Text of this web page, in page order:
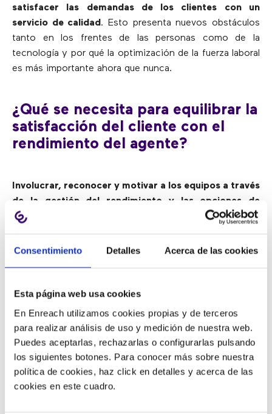
Consentimiento Detalles Acerca de las cookies
Esta página web usa cookies
En Enreach utilizamos cookies propias y de terceros
para realizar análisis de uso y medición de nuestra web.
Puedes aceptarlas, rechazarlas o configurarlas pulsando
los siguientes botones. Para conocer más sobre nuestra
política de cookies, haz click en detalles y acerca de las
cookies en este cuadro.
satisfacer las demandas de los clientes con un
servicio de calidad . Esto presenta nuevos obstáculos
tanto en los frentes de las personas como de la
tecnología y por qué la optimización de la fuerza laboral
es más importante ahora que nunca.
¿Qué se necesita para equilibrar la
satisfacción del cliente con el
rendimiento del agente?
Involucrar, reconocer y motivar a los equipos a través
de la gestión del rendimiento y las opciones de
autoservicio para la programación
. Muchas empresas
fuerza laboral; sin embargo, esta puede ser una de las
que garantiza un servicio superior e ininterrumpido
para los clientes
¿Cómo?
1) Implementando herramientas de autoservicio con